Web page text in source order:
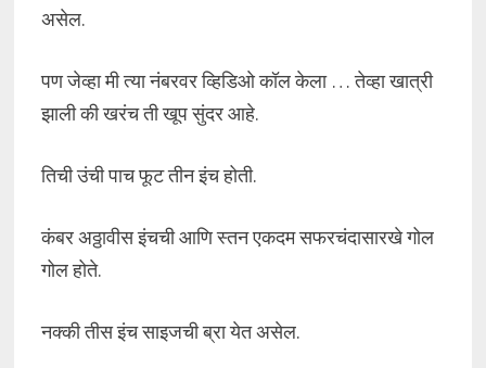
असेल.
पण जेव्हा मी त्या नंबरवर व्हिडिओ कॉल केला … तेव्हा खात्री
झाली की खरंच ती खूप सुंदर आहे.
तिची उंची पाच फूट तीन इंच होती.
कंबर अठ्ठावीस इंचची आणि स्तन एकदम सफरचंदासारखे गोल
गोल होते.
नक्की तीस इंच साइजची ब्रा येत असेल.